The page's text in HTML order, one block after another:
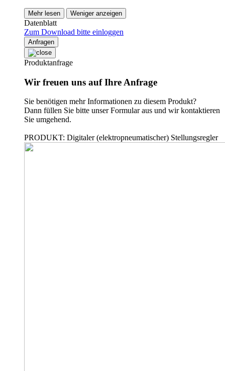
Mehr lesen Weniger anzeigen
Datenblatt
Zum Download bitte einloggen
Anfragen
Produktanfrage
Wir freuen uns auf Ihre Anfrage
Sie benötigen mehr Informationen zu diesem Produkt?
Dann füllen Sie bitte unser Formular aus und wir kontaktieren
Sie umgehend.
PRODUKT: Digitaler (elektropneumatischer) Stellungsregler